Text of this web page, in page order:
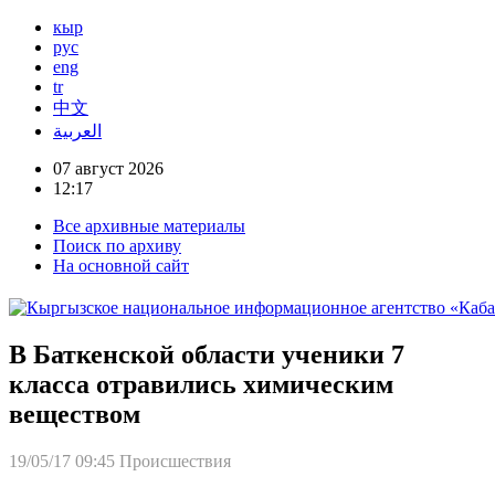
кыр
рус
eng
tr
中文
العربية
07 август 2026
12:17
Все архивные материалы
Поиск по архиву
На основной сайт
В Баткенской области ученики 7
класса отравились химическим
веществом
19/05/17 09:45 Происшествия